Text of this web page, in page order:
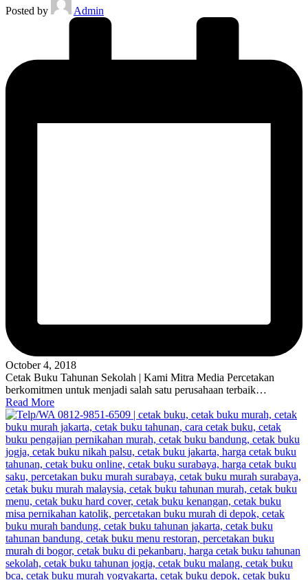
Posted by Admin
October 4, 2018
Cetak Buku Tahunan Sekolah | Kami Mitra Media Percetakan
berkomitmen untuk menjadi salah satu perusahaan terbaik…
Read More